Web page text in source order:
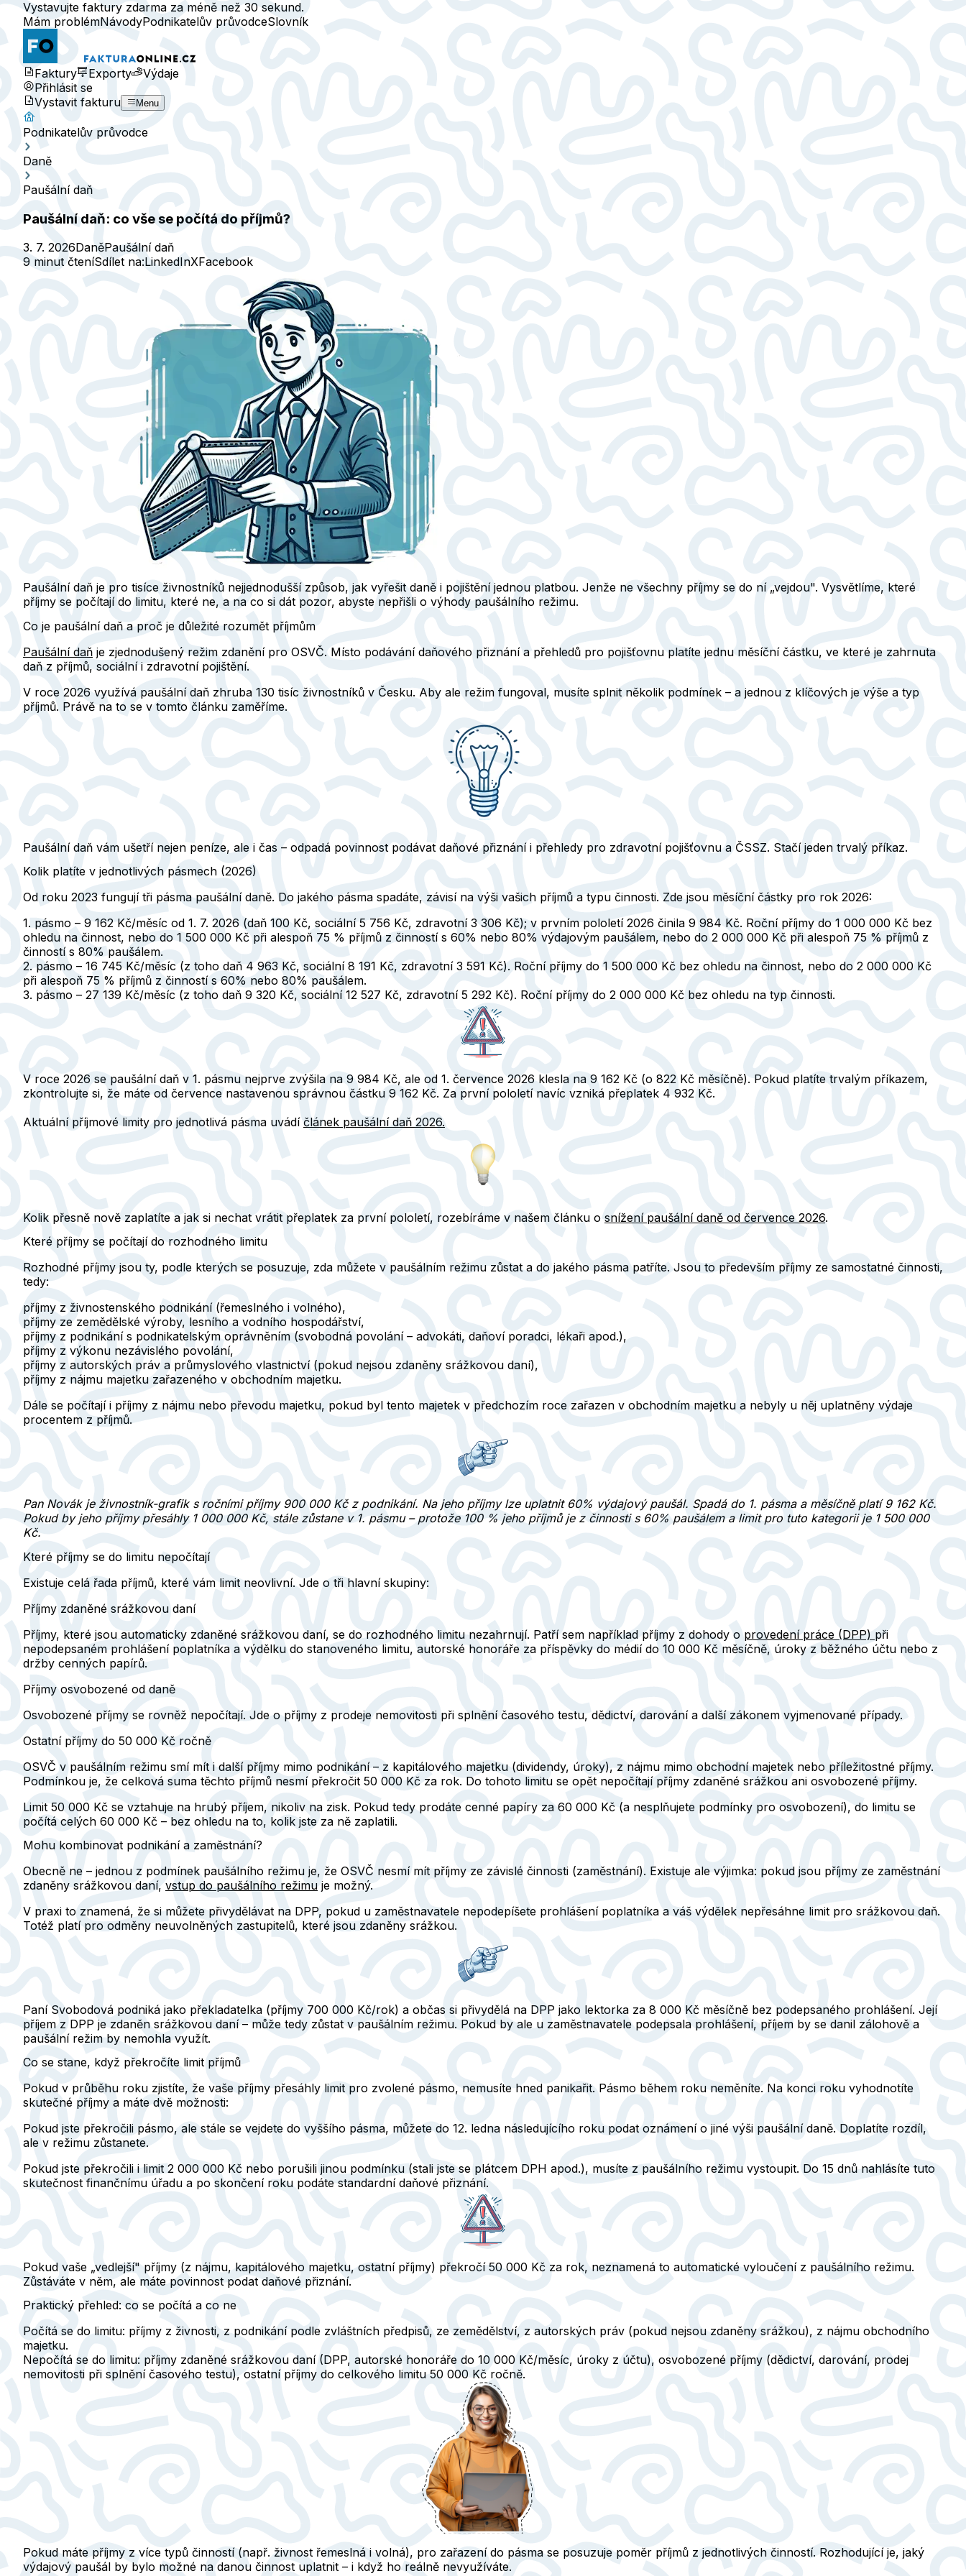
Vystavujte faktury zdarma za méně než 30 sekund.
Mám problémNávodyPodnikatelův průvodceSlovník
Faktury Exporty
Výdaje
Přihlásit se
Vystavit fakturu
Menu
Podnikatelův průvodce
Daně
Paušální daň
Paušální daň: co vše se počítá do příjmů?
3. 7. 2026DaněPaušální daň
9 minut čteníSdílet na:LinkedInXFacebook
Paušální daň je pro tisíce živnostníků nejjednodušší způsob, jak vyřešit daně i pojištění jednou platbou. Jenže ne všechny příjmy se do ní „vejdou". Vysvětlíme, které
příjmy se počítají do limitu, které ne, a na co si dát pozor, abyste nepřišli o výhody paušálního režimu.
Co je paušální daň a proč je důležité rozumět příjmům
Paušální daň je zjednodušený režim zdanění pro OSVČ. Místo podávání daňového přiznání a přehledů pro pojišťovnu platíte jednu měsíční částku, ve které je zahrnuta
daň z příjmů, sociální i zdravotní pojištění.
V roce 2026 využívá paušální daň zhruba 130 tisíc živnostníků v Česku. Aby ale režim fungoval, musíte splnit několik podmínek – a jednou z klíčových je výše a typ
příjmů. Právě na to se v tomto článku zaměříme.
Paušální daň vám ušetří nejen peníze, ale i čas – odpadá povinnost podávat daňové přiznání i přehledy pro zdravotní pojišťovnu a ČSSZ. Stačí jeden trvalý příkaz.
Kolik platíte v jednotlivých pásmech (2026)
Od roku 2023 fungují tři pásma paušální daně. Do jakého pásma spadáte, závisí na výši vašich příjmů a typu činnosti. Zde jsou měsíční částky pro rok 2026:
1. pásmo – 9 162 Kč/měsíc od 1. 7. 2026 (daň 100 Kč, sociální 5 756 Kč, zdravotní 3 306 Kč); v prvním pololetí 2026 činila 9 984 Kč. Roční příjmy do 1 000 000 Kč bez
ohledu na činnost, nebo do 1 500 000 Kč při alespoň 75 % příjmů z činností s 60% nebo 80% výdajovým paušálem, nebo do 2 000 000 Kč při alespoň 75 % příjmů z
činností s 80% paušálem.
2. pásmo – 16 745 Kč/měsíc (z toho daň 4 963 Kč, sociální 8 191 Kč, zdravotní 3 591 Kč). Roční příjmy do 1 500 000 Kč bez ohledu na činnost, nebo do 2 000 000 Kč
při alespoň 75 % příjmů z činností s 60% nebo 80% paušálem.
3. pásmo – 27 139 Kč/měsíc (z toho daň 9 320 Kč, sociální 12 527 Kč, zdravotní 5 292 Kč). Roční příjmy do 2 000 000 Kč bez ohledu na typ činnosti.
V roce 2026 se paušální daň v 1. pásmu nejprve zvýšila na 9 984 Kč, ale od 1. července 2026 klesla na 9 162 Kč (o 822 Kč měsíčně). Pokud platíte trvalým příkazem,
zkontrolujte si, že máte od července nastavenou správnou částku 9 162 Kč. Za první pololetí navíc vzniká přeplatek 4 932 Kč.
Aktuální příjmové limity pro jednotlivá pásma uvádí článek paušální daň 2026.
Kolik přesně nově zaplatíte a jak si nechat vrátit přeplatek za první pololetí, rozebíráme v našem článku o snížení paušální daně od července 2026.
Které příjmy se počítají do rozhodného limitu
Rozhodné příjmy jsou ty, podle kterých se posuzuje, zda můžete v paušálním režimu zůstat a do jakého pásma patříte. Jsou to především příjmy ze samostatné činnosti,
tedy:
příjmy z živnostenského podnikání (řemeslného i volného),
příjmy ze zemědělské výroby, lesního a vodního hospodářství,
příjmy z podnikání s podnikatelským oprávněním (svobodná povolání – advokáti, daňoví poradci, lékaři apod.),
příjmy z výkonu nezávislého povolání,
příjmy z autorských práv a průmyslového vlastnictví (pokud nejsou zdaněny srážkovou daní),
příjmy z nájmu majetku zařazeného v obchodním majetku.
Dále se počítají i příjmy z nájmu nebo převodu majetku, pokud byl tento majetek v předchozím roce zařazen v obchodním majetku a nebyly u něj uplatněny výdaje
procentem z příjmů.
Pan Novák je živnostník-grafik s ročními příjmy 900 000 Kč z podnikání. Na jeho příjmy lze uplatnit 60% výdajový paušál. Spadá do 1. pásma a měsíčně platí 9 162 Kč.
Pokud by jeho příjmy přesáhly 1 000 000 Kč, stále zůstane v 1. pásmu – protože 100 % jeho příjmů je z činnosti s 60% paušálem a limit pro tuto kategorii je 1 500 000
Kč.
Které příjmy se do limitu nepočítají
Existuje celá řada příjmů, které vám limit neovlivní. Jde o tři hlavní skupiny:
Příjmy zdaněné srážkovou daní
Příjmy, které jsou automaticky zdaněné srážkovou daní, se do rozhodného limitu nezahrnují. Patří sem například příjmy z dohody o provedení práce (DPP) při
nepodepsaném prohlášení poplatníka a výdělku do stanoveného limitu, autorské honoráře za příspěvky do médií do 10 000 Kč měsíčně, úroky z běžného účtu nebo z
držby cenných papírů.
Příjmy osvobozené od daně
Osvobozené příjmy se rovněž nepočítají. Jde o příjmy z prodeje nemovitosti při splnění časového testu, dědictví, darování a další zákonem vyjmenované případy.
Ostatní příjmy do 50 000 Kč ročně
OSVČ v paušálním režimu smí mít i další příjmy mimo podnikání – z kapitálového majetku (dividendy, úroky), z nájmu mimo obchodní majetek nebo příležitostné příjmy.
Podmínkou je, že celková suma těchto příjmů nesmí překročit 50 000 Kč za rok. Do tohoto limitu se opět nepočítají příjmy zdaněné srážkou ani osvobozené příjmy.
Limit 50 000 Kč se vztahuje na hrubý příjem, nikoliv na zisk. Pokud tedy prodáte cenné papíry za 60 000 Kč (a nesplňujete podmínky pro osvobození), do limitu se
počítá celých 60 000 Kč – bez ohledu na to, kolik jste za ně zaplatili.
Mohu kombinovat podnikání a zaměstnání?
Obecně ne – jednou z podmínek paušálního režimu je, že OSVČ nesmí mít příjmy ze závislé činnosti (zaměstnání). Existuje ale výjimka: pokud jsou příjmy ze zaměstnání
zdaněny srážkovou daní, vstup do paušálního režimu je možný.
V praxi to znamená, že si můžete přivydělávat na DPP, pokud u zaměstnavatele nepodepíšete prohlášení poplatníka a váš výdělek nepřesáhne limit pro srážkovou daň.
Totéž platí pro odměny neuvolněných zastupitelů, které jsou zdaněny srážkou.
Paní Svobodová podniká jako překladatelka (příjmy 700 000 Kč/rok) a občas si přivydělá na DPP jako lektorka za 8 000 Kč měsíčně bez podepsaného prohlášení. Její
příjem z DPP je zdaněn srážkovou daní – může tedy zůstat v paušálním režimu. Pokud by ale u zaměstnavatele podepsala prohlášení, příjem by se danil zálohově a
paušální režim by nemohla využít.
Co se stane, když překročíte limit příjmů
Pokud v průběhu roku zjistíte, že vaše příjmy přesáhly limit pro zvolené pásmo, nemusíte hned panikařit. Pásmo během roku neměníte. Na konci roku vyhodnotíte
skutečné příjmy a máte dvě možnosti:
Pokud jste překročili pásmo, ale stále se vejdete do vyššího pásma, můžete do 12. ledna následujícího roku podat oznámení o jiné výši paušální daně. Doplatíte rozdíl,
ale v režimu zůstanete.
Pokud jste překročili i limit 2 000 000 Kč nebo porušili jinou podmínku (stali jste se plátcem DPH apod.), musíte z paušálního režimu vystoupit. Do 15 dnů nahlásíte tuto
skutečnost finančnímu úřadu a po skončení roku podáte standardní daňové přiznání.
Pokud vaše „vedlejší" příjmy (z nájmu, kapitálového majetku, ostatní příjmy) překročí 50 000 Kč za rok, neznamená to automatické vyloučení z paušálního režimu.
Zůstáváte v něm, ale máte povinnost podat daňové přiznání.
Praktický přehled: co se počítá a co ne
Počítá se do limitu: příjmy z živnosti, z podnikání podle zvláštních předpisů, ze zemědělství, z autorských práv (pokud nejsou zdaněny srážkou), z nájmu obchodního
majetku.
Nepočítá se do limitu: příjmy zdaněné srážkovou daní (DPP, autorské honoráře do 10 000 Kč/měsíc, úroky z účtu), osvobozené příjmy (dědictví, darování, prodej
nemovitosti při splnění časového testu), ostatní příjmy do celkového limitu 50 000 Kč ročně.
Pokud máte příjmy z více typů činností (např. živnost řemeslná i volná), pro zařazení do pásma se posuzuje poměr příjmů z jednotlivých činností. Rozhodující je, jaký
výdajový paušál by bylo možné na danou činnost uplatnit – i když ho reálně nevyužíváte.